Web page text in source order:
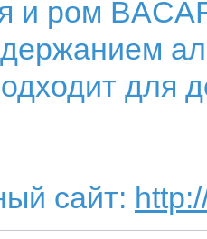
и ром
для
сайт: